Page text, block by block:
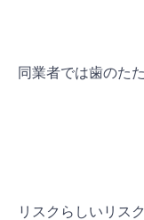
同業者では歯のた
リスクらしいリス